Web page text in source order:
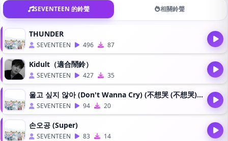
SEVENTEEN 的鈴聲 相關鈴聲
THUNDER
SEVENTEEN 496 87
Kidult（適合鬧鈴）
SEVENTEEN 427 35
울고 싶지 않아 (Don't Wanna Cry) (不想哭 (不想哭)(Live)
SEVENTEEN 94 20
손오공 (Super)
SEVENTEEN 83 14